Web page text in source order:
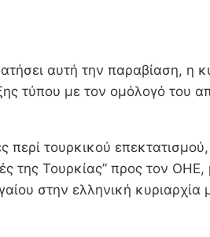
αυτή την παραβίαση, η
τύπου με τον ομόλογό του
τουρκικού επεκτατισμού,
της Τουρκίας” προς τον ΟΗΕ,
στην ελληνική κυριαρχία